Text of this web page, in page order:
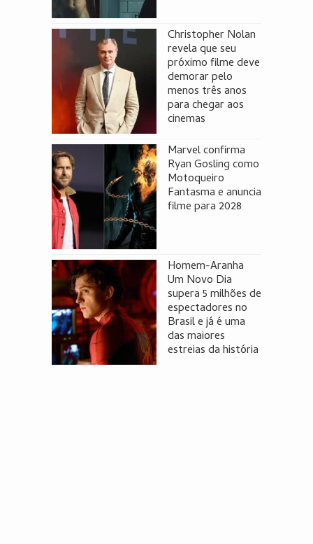
Christopher Nolan
revela que seu
próximo filme deve
demorar pelo
menos três anos
para chegar aos
cinemas
Marvel confirma
Ryan Gosling como
Motoqueiro
Fantasma e anuncia
filme para 2028
Homem-Aranha
Um Novo Dia
supera 5 milhões de
espectadores no
Brasil e já é uma
das maiores
estreias da história